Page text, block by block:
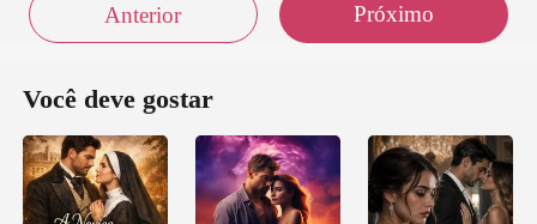
Anterior Próximo
Você deve gostar